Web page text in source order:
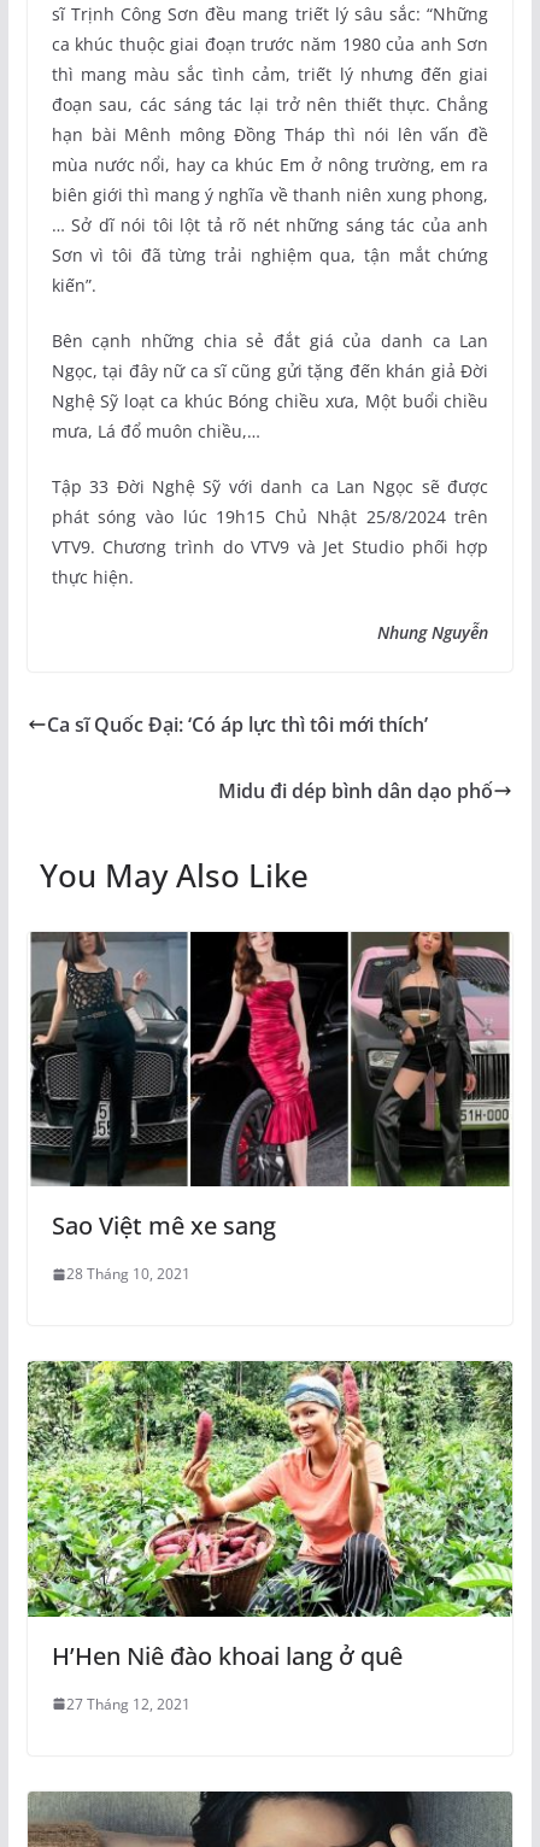
sĩ Trịnh Công Sơn đều mang triết lý sâu sắc: “Những
ca khúc thuộc giai đoạn trước năm 1980 của anh Sơn
thì mang màu sắc tình cảm, triết lý nhưng đến giai
đoạn sau, các sáng tác lại trở nên thiết thực. Chẳng
hạn bài Mênh mông Đồng Tháp thì nói lên vấn đề
mùa nước nổi, hay ca khúc Em ở nông trường, em ra
biên giới thì mang ý nghĩa về thanh niên xung phong,
… Sở dĩ nói tôi lột tả rõ nét những sáng tác của anh
Sơn vì tôi đã từng trải nghiệm qua, tận mắt chứng
kiến”.
Bên cạnh những chia sẻ đắt giá của danh ca Lan
Ngọc, tại đây nữ ca sĩ cũng gửi tặng đến khán giả Đời
Nghệ Sỹ loạt ca khúc Bóng chiều xưa, Một buổi chiều
mưa, Lá đổ muôn chiều,…
Tập 33 Đời Nghệ Sỹ với danh ca Lan Ngọc sẽ được
phát sóng vào lúc 19h15 Chủ Nhật 25/8/2024 trên
VTV9. Chương trình do VTV9 và Jet Studio phối hợp
thực hiện.
Nhung Nguyễn
Ca sĩ Quốc Đại: ‘Có áp lực thì tôi mới thích’
Midu đi dép bình dân dạo phố
You May Also Like
Sao Việt mê xe sang
28 Tháng 10, 2021
H’Hen Niê đào khoai lang ở quê
27 Tháng 12, 2021